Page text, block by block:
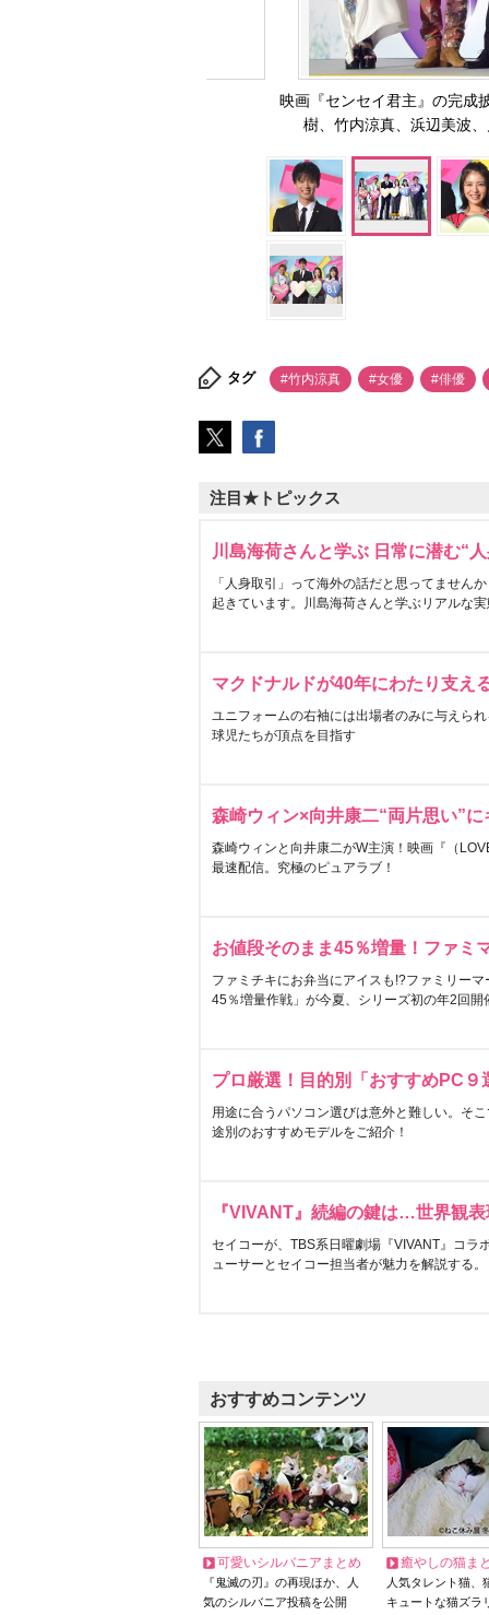
映画『センセイ君主』の完成
樹、竹内涼真、浜辺美波
タグ #竹内涼真 #女優 #俳優
注目★トピックス
川島海荷さんと学ぶ 日常に潜む“
「人身取引」って海外の話だと思ってません
起きています。川島海荷さんと学ぶリアルな
マクドナルドが40年にわたり支え
ユニフォームの右袖には出場者のみに与えら
球児たちが頂点を目指す
森崎ウィン×向井康二“両片思い”
森崎ウィンと向井康二がW主演！映画『（
最速配信。究極のピュアラブ！
お値段そのまま45％増量！ファミ
ファミチキにお弁当にアイスも!?ファミリー
45％増量作戦」が今夏、シリーズ初の年2回開
プロ厳選！目的別「おすすめPC９
用途に合うパソコン選びは意外と難しい。そ
途別のおすすめモデルをご紹介！
『VIVANT』続編の鍵は…世界観
セイコーが、TBS系日曜劇場『VIVANT』コラ
ューサーとセイコー担当者が魅力を解説する。
おすすめコンテンツ
可愛いシルバニアまとめ
『鬼滅の刃』の再現ほか、人
気のシルバニア投稿を公開
癒やしの猫ま
人気タレント猫
キュートな猫ズラ